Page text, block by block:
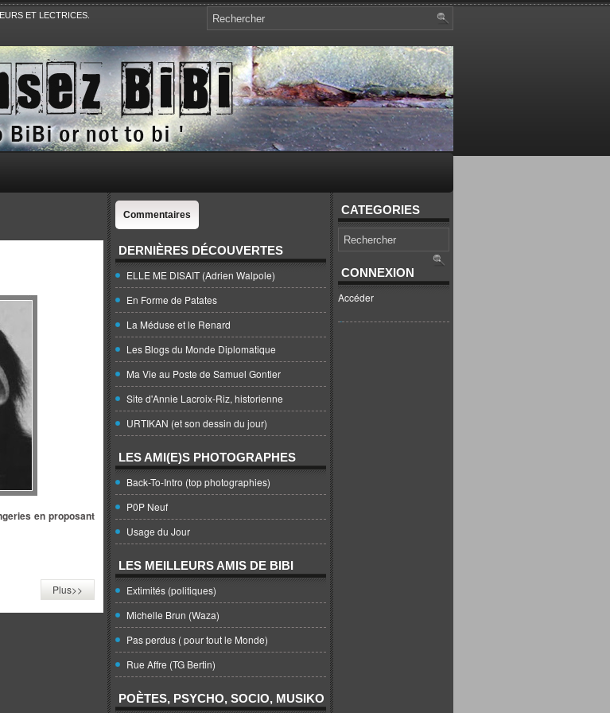
ET LECTRICES.
Avec Revue de presse et de blogs.
en proposant
Plus>>
Commentaires
DERNIÈRES DÉCOUVERTES
ELLE ME DISAIT (Adrien Walpole)
En Forme de Patates
La Méduse et le Renard
Les Blogs du Monde Diplomatique
Ma Vie au Poste de Samuel Gontier
Site d'Annie Lacroix-Riz, historienne
URTIKAN (et son dessin du jour)
LES AMI(E)S PHOTOGRAPHES
Back-To-Intro (top photographies)
P0P Neuf
Usage du Jour
LES MEILLEURS AMIS DE BIBI
Extimités (politiques)
Michelle Brun (Waza)
Pas perdus ( pour tout le Monde)
Rue Affre (TG Bertin)
POÈTES, PSYCHO, SOCIO, MUSIKO
CATEGORIES
CONNEXION
Accéder